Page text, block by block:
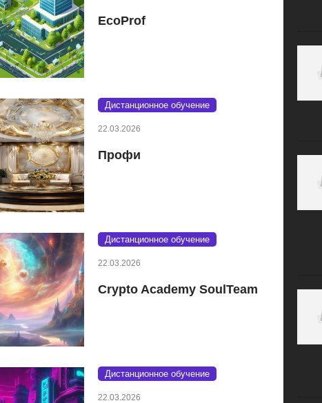
EcoProf
Дистанционное обучение
22.03.2026
Профи
Дистанционное обучение
22.03.2026
Crypto Academy SoulTeam
Дистанционное обучение
22.03.2026